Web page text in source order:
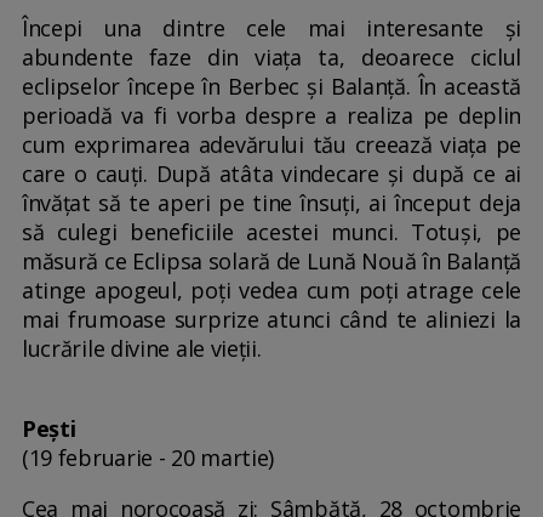
Începi una dintre cele mai interesante și
abundente faze din viața ta, deoarece ciclul
eclipselor începe în Berbec și Balanță. În această
perioadă va fi vorba despre a realiza pe deplin
cum exprimarea adevărului tău creează viața pe
care o cauți. După atâta vindecare și după ce ai
învățat să te aperi pe tine însuți, ai început deja
să culegi beneficiile acestei munci. Totuși, pe
măsură ce Eclipsa solară de Lună Nouă în Balanță
atinge apogeul, poți vedea cum poți atrage cele
mai frumoase surprize atunci când te aliniezi la
lucrările divine ale vieții.
Pești
(19 februarie - 20 martie)
Cea mai norocoasă zi: Sâmbătă, 28 octombrie